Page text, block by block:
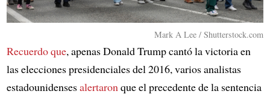
Mark A Lee / Shutterstock.com
Recuerdo que, apenas Donald Trump cantó la victoria en
las elecciones presidenciales del 2016, varios analistas
estadounidensesalertaronque el precedente de la sentencia